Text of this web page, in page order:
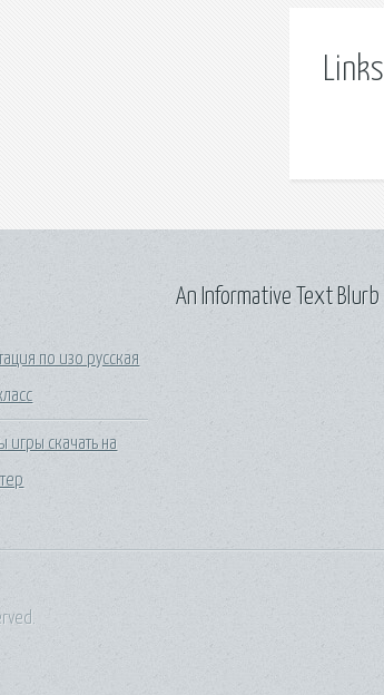
Links
по изо русская
игры скачать на
An Informative Text Blurb